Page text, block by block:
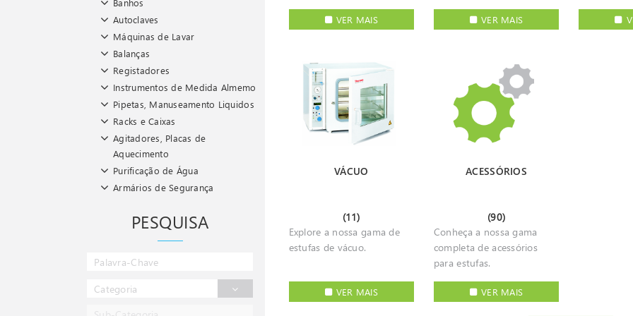
Banhos
Autoclaves
Máquinas de Lavar
Balanças
Registadores
Instrumentos de Medida Almemo
Pipetas, Manuseamento Liquidos
Racks e Caixas
Agitadores, Placas de
Aquecimento
Purificação de Água
Armários de Segurança
PESQUISA
Categoria
VER MAIS VER MAIS
VÁCUO
(11)
Explore a nossa gama de
estufas de vácuo.
VER MAIS
ACESSÓRIOS
(90)
Conheça a nossa gama
completa de acessórios
para estufas.
VER MAIS